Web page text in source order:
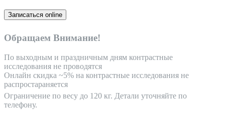
Обращаем Внимание!
По выходным и праздничным дням контрастные
исследования не проводятся
Oнлайн скидка ~5% на контрастные исследования не
распростараняется
Ограничение по весу до 120 кг. Детали уточняйте по
телефону.